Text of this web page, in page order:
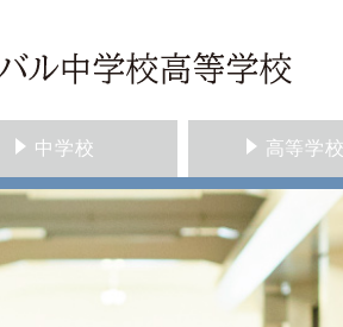
中学校 高等学校